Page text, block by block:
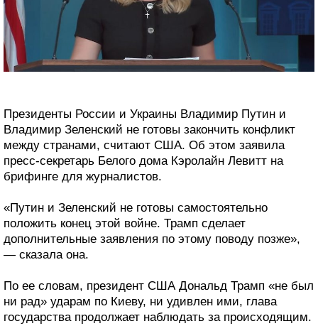
Президенты России и Украины Владимир Путин и
Владимир Зеленский не готовы закончить конфликт
между странами, считают США. Об этом заявила
пресс-секретарь Белого дома Кэролайн Левитт на
брифинге для журналистов.
«Путин и Зеленский не готовы самостоятельно
положить конец этой войне. Трамп сделает
дополнительные заявления по этому поводу позже»,
— сказала она.
По ее словам, президент США Дональд Трамп «не был
ни рад» ударам по Киеву, ни удивлен ими, глава
государства продолжает наблюдать за происходящим.